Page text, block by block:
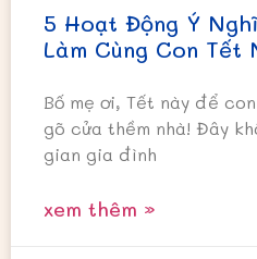
5 Hoạt Động Ý
Làm Cùng Con Tết
Bố mẹ ơi, Tết này để
gõ cửa thềm nhà! Đây
gian gia đình
xem thêm »